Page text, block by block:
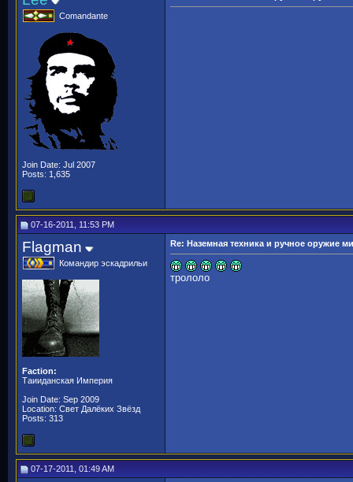
Comandante
Join Date: Jul 2007
Posts: 1,635
07-16-2011, 11:53 PM
Flagman
Командир эскадрильи
Faction:
Таииданская Империя
Join Date: Sep 2009
Location: Свет Далёких Звёзд
Posts: 313
Re: Наземная техника и ручное оружие
трололо
07-17-2011, 01:49 AM